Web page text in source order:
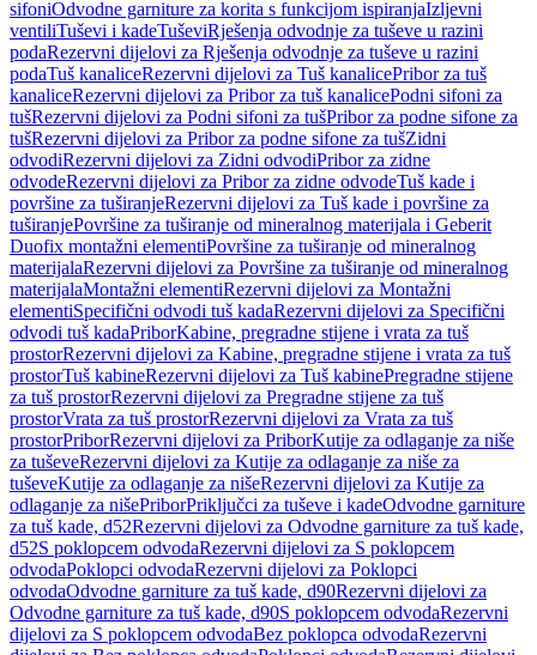
sifoniOdvodne garniture za korita s funkcijom ispiranjaIzljevni
ventiliTuševi i kadeTuševiRješenja odvodnje za tuševe u razini
podaRezervni dijelovi za Rješenja odvodnje za tuševe u razini
podaTuš kanaliceRezervni dijelovi za Tuš kanalicePribor za tuš
kanaliceRezervni dijelovi za Pribor za tuš kanalicePodni sifoni za
tušRezervni dijelovi za Podni sifoni za tušPribor za podne sifone za
tušRezervni dijelovi za Pribor za podne sifone za tušZidni
odvodiRezervni dijelovi za Zidni odvodiPribor za zidne
odvodeRezervni dijelovi za Pribor za zidne odvodeTuš kade i
površine za tuširanjeRezervni dijelovi za Tuš kade i površine za
tuširanjePovršine za tuširanje od mineralnog materijala i Geberit
Duofix montažni elementiPovršine za tuširanje od mineralnog
materijalaRezervni dijelovi za Površine za tuširanje od mineralnog
materijalaMontažni elementiRezervni dijelovi za Montažni
elementiSpecifični odvodi tuš kadaRezervni dijelovi za Specifični
odvodi tuš kadaPriborKabine, pregradne stijene i vrata za tuš
prostorRezervni dijelovi za Kabine, pregradne stijene i vrata za tuš
prostorTuš kabineRezervni dijelovi za Tuš kabinePregradne stijene
za tuš prostorRezervni dijelovi za Pregradne stijene za tuš
prostorVrata za tuš prostorRezervni dijelovi za Vrata za tuš
prostorPriborRezervni dijelovi za PriborKutije za odlaganje za niše
za tuševeRezervni dijelovi za Kutije za odlaganje za niše za
tuševeKutije za odlaganje za nišeRezervni dijelovi za Kutije za
odlaganje za nišePriborPriključci za tuševe i kadeOdvodne garniture
za tuš kade, d52Rezervni dijelovi za Odvodne garniture za tuš kade,
d52S poklopcem odvodaRezervni dijelovi za S poklopcem
odvodaPoklopci odvodaRezervni dijelovi za Poklopci
odvodaOdvodne garniture za tuš kade, d90Rezervni dijelovi za
Odvodne garniture za tuš kade, d90S poklopcem odvodaRezervni
dijelovi za S poklopcem odvodaBez poklopca odvodaRezervni